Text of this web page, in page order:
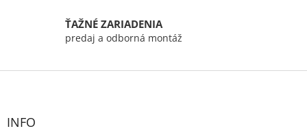
ŤAŽNÉ ZARIADENIA
predaj a odborná montáž
Z
INFO